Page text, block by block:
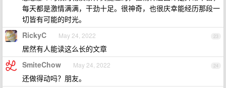
每天都是激情满满，干劲十足。很神奇，也很庆幸能经历那段一
切皆有可能的时光。
23
RickyC May 24, 2022
居然有人能读这么长的文章
24
SmiteChow May 24, 2022
还做得动吗？朋友。